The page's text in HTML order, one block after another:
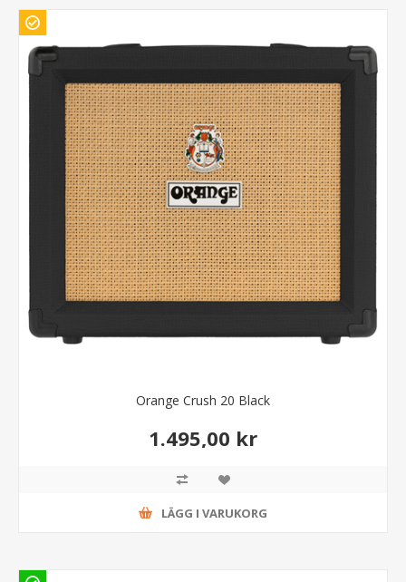
Orange Crush 20 Black
1.495,00 kr
LÄGG I VARUKORG